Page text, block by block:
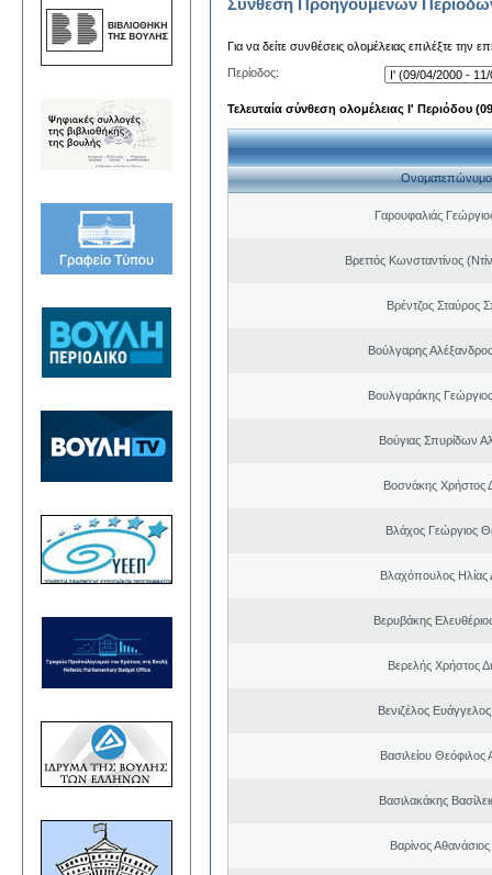
Σύνθεση Προηγούμενων
Για να δείτε συνθέσεις ολομέλειας επιλέξτε την
Περίοδος:
Τελευταία σύνθεση ολομέλειας Ι' Περιόδου
Ονοματεπώνυμο
Γαρουφαλιάς
Βρεττός Κωνσταντίνος
Βρέντζος Σταύρος
Βούλγαρης
Βουλγαράκης
Βούγιας Σπυρίδων
Βοσνάκης Χρήστος
Βλάχος Γεώργιος
Βλαχόπουλος Ηλίας
Βερυβάκης
Βερελής Χρήστος
Βενιζέλος
Βασιλείου Θεόφιλος
Βασιλακάκης
Βαρίνος